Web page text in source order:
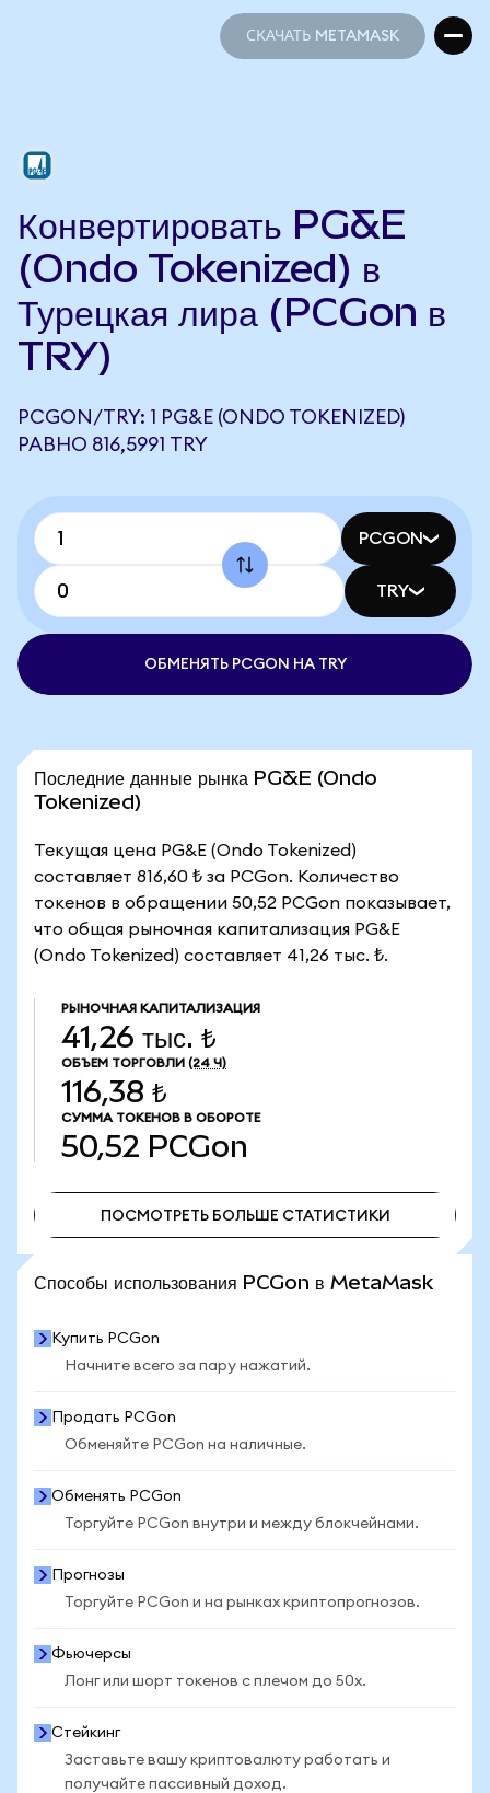
СКАЧАТЬ METAMASK
Конвертировать PG&E
(Ondo Tokenized) в
Турецкая лира (PCGon в
TRY)
PCGON/TRY: 1 PG&E (ONDO TOKENIZED)
РАВНО 816,5991 TRY
PCGON
TRY
ОБМЕНЯТЬ PCGON НА TRY
Последние данные рынка PG&E (Ondo
Tokenized)
Текущая цена PG&E (Ondo Tokenized)
составляет 816,60 ₺ за PCGon. Количество
токенов в обращении 50,52 PCGon показывает,
что общая рыночная капитализация PG&E
(Ondo Tokenized) составляет 41,26 тыс. ₺.
РЫНОЧНАЯ КАПИТАЛИЗАЦИЯ
41,26 тыс. ₺
ОБЪЕМ ТОРГОВЛИ (24 Ч)
116,38 ₺
СУММА ТОКЕНОВ В ОБОРОТЕ
50,52 PCGon
ПОСМОТРЕТЬ БОЛЬШЕ СТАТИСТИКИ
Способы использования PCGon в MetaMask
Купить PCGon
Начните всего за пару нажатий.
Продать PCGon
Обменяйте PCGon на наличные.
Обменять PCGon
Торгуйте PCGon внутри и между блокчейнами.
Прогнозы
Торгуйте PCGon и на рынках криптопрогнозов.
Фьючерсы
Лонг или шорт токенов с плечом до 50x.
Стейкинг
Заставьте вашу криптовалюту работать и
получайте пассивный доход.